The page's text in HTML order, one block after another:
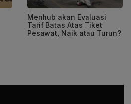
Menhub akan Evaluasi
Tarif Batas Atas Tiket
Pesawat, Naik atau Turun?